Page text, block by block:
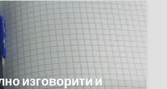
изговорити и